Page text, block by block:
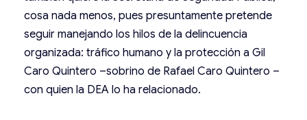
cosa nada menos, pues presuntamente pretende
seguir manejando los hilos de la delincuencia
organizada: tráfico humano y la protección a Gil
Caro Quintero –sobrino de Rafael Caro Quintero –
con quien la DEA lo ha relacionado.